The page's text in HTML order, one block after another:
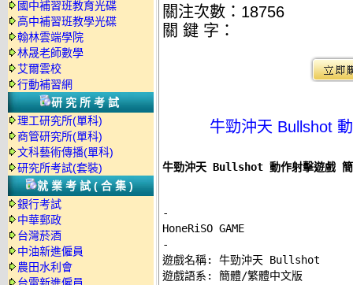
國中補習班教育光碟
高中補習班教學光碟
翰林雲端學院
林晟老師數學
艾爾雲校
行動補習網
研究所考試
理工研究所(單科)
商管研究所(單科)
文科藝術傳播(單科)
研究所考試(套裝)
就業考試(合集)
銀行考試
中華郵政
台灣菸酒
中油新進僱員
農田水利會
關注次數： 18756
關 鍵 字：
牛勁沖天 Bullshot
牛勁沖天 Bullshot 動作射擊遊戲 簡
-
-
遊戲名稱: 牛勁沖天 Bullshot
遊戲語系: 簡體/繁體中文版